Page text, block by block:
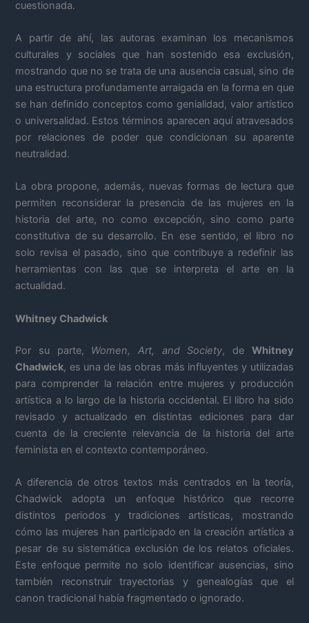
cuestionada.
A partir de ahí, las autoras examinan los mecanismos
culturales y sociales que han sostenido esa exclusión,
mostrando que no se trata de una ausencia casual, sino de
una estructura profundamente arraigada en la forma en que
se han definido conceptos como genialidad, valor artístico
o universalidad. Estos términos aparecen aquí atravesados
por relaciones de poder que condicionan su aparente
neutralidad.
La obra propone, además, nuevas formas de lectura que
permiten reconsiderar la presencia de las mujeres en la
historia del arte, no como excepción, sino como parte
constitutiva de su desarrollo. En ese sentido, el libro no
solo revisa el pasado, sino que contribuye a redefinir las
herramientas con las que se interpreta el arte en la
actualidad.
Whitney Chadwick
Por su parte, Women, Art, and Society, de Whitney
Chadwick, es una de las obras más influyentes y utilizadas
para comprender la relación entre mujeres y producción
artística a lo largo de la historia occidental. El libro ha sido
revisado y actualizado en distintas ediciones para dar
cuenta de la creciente relevancia de la historia del arte
feminista en el contexto contemporáneo.
A diferencia de otros textos más centrados en la teoría,
Chadwick adopta un enfoque histórico que recorre
distintos periodos y tradiciones artísticas, mostrando
cómo las mujeres han participado en la creación artística a
pesar de su sistemática exclusión de los relatos oficiales.
Este enfoque permite no solo identificar ausencias, sino
también reconstruir trayectorias y genealogías que el
canon tradicional había fragmentado o ignorado.